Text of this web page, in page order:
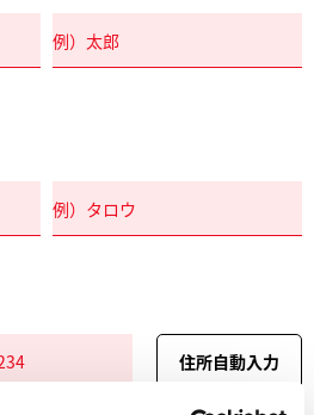
住所自動入力